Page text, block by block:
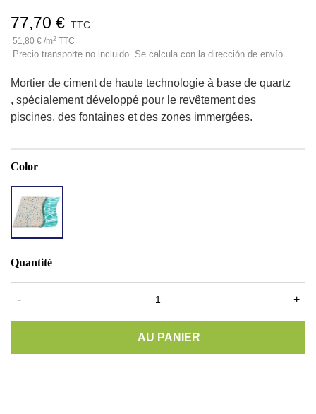
77,70 € TTC
51,80 € /m2 TTC
Precio transporte no incluido. Se calcula con la dirección de envío
Mortier de ciment de haute technologie à base de quartz
, spécialement développé pour le revêtement des
piscines, des fontaines et des zones immergées.
Color
ACCENT
QUARTZ
HIGH
GREEN
Quantité
- +
AU PANIER